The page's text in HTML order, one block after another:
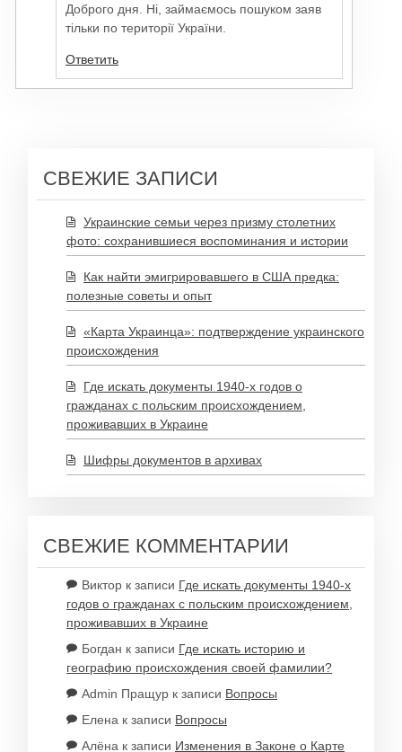
Доброго дня. Ні, займаємось пошуком заяв
тільки по території України.
Ответить
СВЕЖИЕ ЗАПИСИ
Украинские семьи через призму столетних
фото: сохранившиеся воспоминания и истории
Как найти эмигрировавшего в США предка:
полезные советы и опыт
«Карта Украинца»: подтверждение украинского
происхождения
Где искать документы 1940-х годов о
гражданах с польским происхождением,
проживавших в Украине
Шифры документов в архивах
СВЕЖИЕ КОММЕНТАРИИ
Виктор к записи Где искать документы 1940-х
годов о гражданах с польским происхождением,
проживавших в Украине
Богдан к записи Где искать историю и
географию происхождения своей фамилии?
Admin Пращур к записи Вопросы
Елена к записи Вопросы
Алёна к записи Изменения в Законе о Карте